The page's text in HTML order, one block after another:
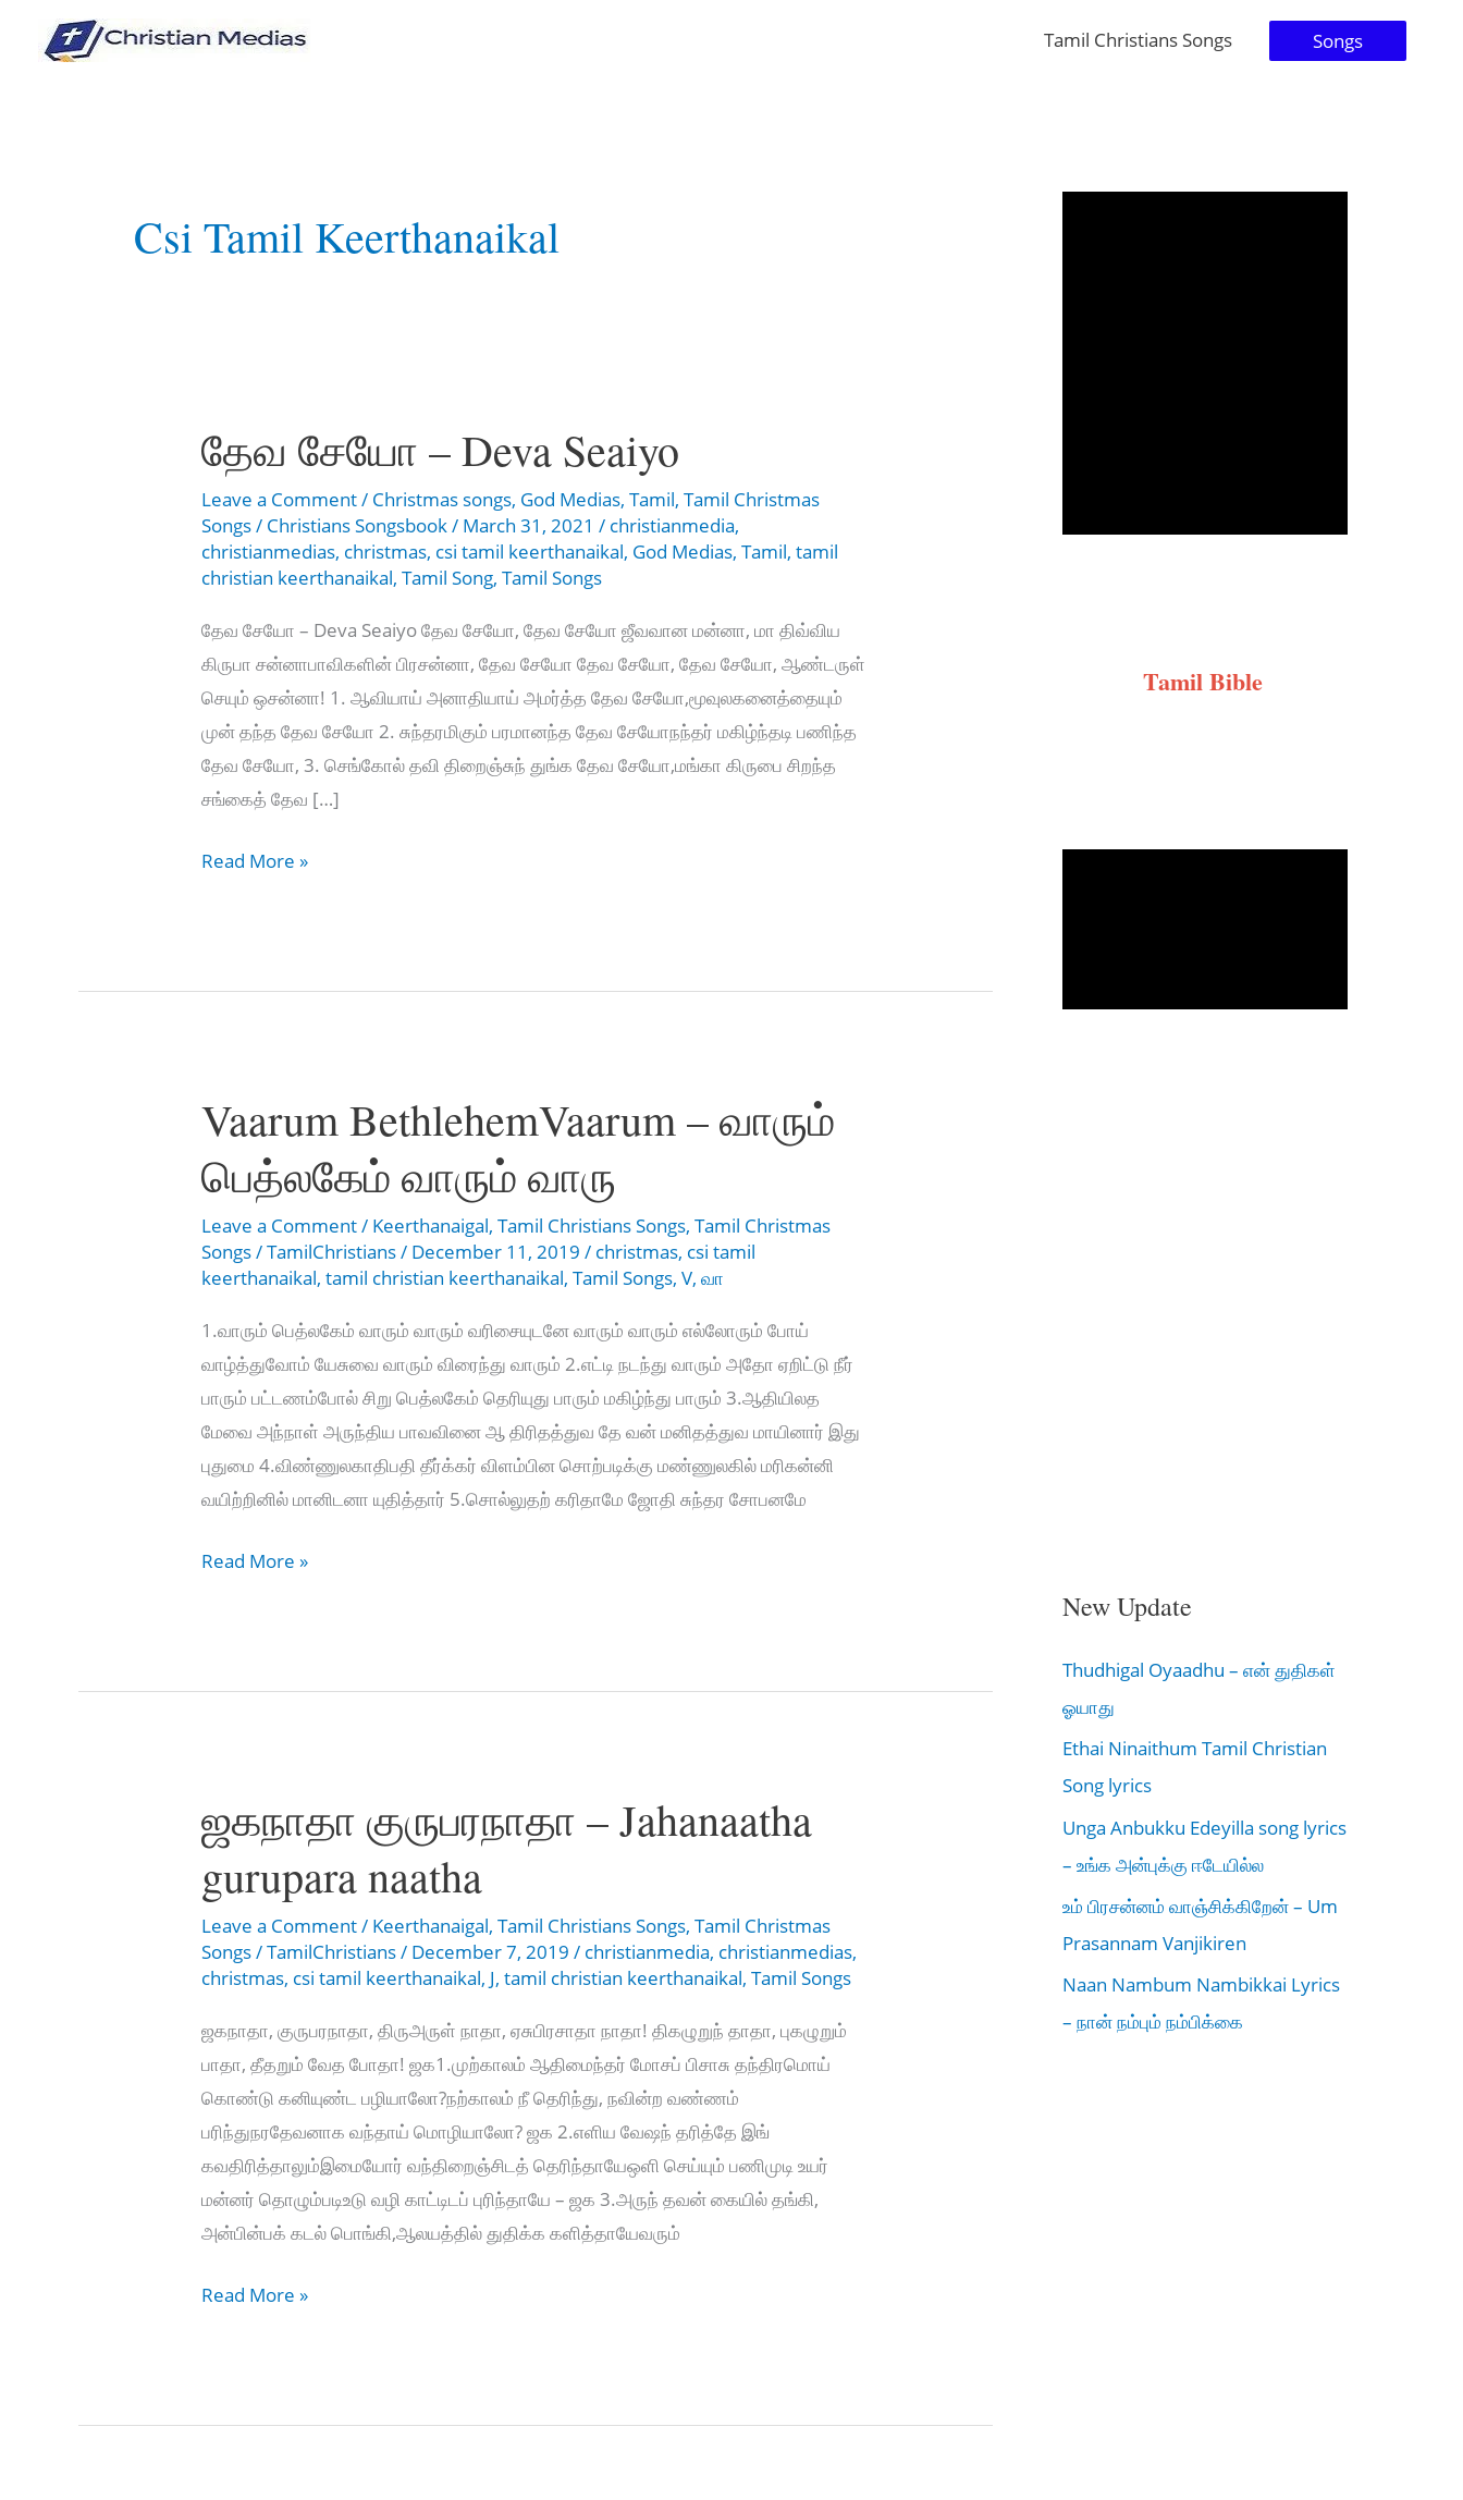
Tamil Christians Songs Songs
Csi Tamil Keerthanaikal
தேவ சேயோ – Deva Seaiyo
Leave a Comment/ Christmas songs, God Medias,Tamil,Tamil Christmas
Songs/ Christians Songsbook/ March 31, 2021/ christianmedia,
christianmedias, christmas, csi tamil keerthanaikal, God Medias,Tamil,tamil
christian keerthanaikal,Tamil Song,Tamil Songs
தேவ சேயோ – Deva Seaiyo தேவ சேயோ, தேவ சேயோ ஜீவவான மன்னா, மா திவ்விய
கிருபா சன்னாபாவிகளின் பிரசன்னா, தேவ சேயோ தேவ சேயோ, தேவ சேயோ, ஆண்டருள்
செயும் ஒசன்னா! 1. ஆவியாய் அனாதியாய் அமர்த்த தேவ சேயோ,மூவுலகனைத்தையும்
முன் தந்த தேவ சேயோ 2. சுந்தரமிகும் பரமானந்த தேவ சேயோநந்தர் மகிழ்ந்தடி பணிந்த
தேவ சேயோ, 3. செங்கோல் தவி திறைஞ்சுந் துங்க தேவ சேயோ,மங்கா கிருபை சிறந்த
சங்கைத் தேவ […]
தேவ
Seaiyo
Read More »
Vaarum BethlehemVaarum – வாரும்
பெத்லகேம் வாரும் வாரு
Leave a Comment/ Keerthanaigal,Tamil Christians Songs,Tamil Christmas
Songs/TamilChristians/ December 11, 2019/ christmas, csi tamil
keerthanaikal,tamil christian keerthanaikal,Tamil Songs,V,வா
1.வாரும் பெத்லகேம் வாரும் வாரும் வரிசையுடனே வாரும் வாரும் எல்லோரும் போய்
வாழ்த்துவோம் யேசுவை வாரும் விரைந்து வாரும் 2.எட்டி நடந்து வாரும் அதோ ஏறிட்டு நீர்
பாரும் பட்டணம்போல் சிறு பெத்லகேம் தெரியுது பாரும் மகிழ்ந்து பாரும் 3.ஆதியிலத
மேவை அந்நாள் அருந்திய பாவவினை ஆ திரிதத்துவ தே வன் மனிதத்துவ மாயினார் இது
புதுமை 4.விண்ணுலகாதிபதி தீர்க்கர் விளம்பின சொற்படிக்கு மண்ணுலகில் மரிகன்னி
வயிற்றினில் மானிடனா யுதித்தார் 5.சொல்லுதற் கரிதாமே ஜோதி சுந்தர சோபனமே
Vaarum
பெத்லகேம்
Read More »
ஜகநாதா குருபரநாதா – Jahanaatha
gurupara naatha
Leave a Comment/ Keerthanaigal,Tamil Christians Songs,Tamil Christmas
Songs/TamilChristians/ December 7, 2019/ christianmedia, christianmedias,
christmas, csi tamil keerthanaikal, J,tamil christian keerthanaikal,Tamil Songs
ஜகநாதா, குருபரநாதா, திருஅருள் நாதா, ஏசுபிரசாதா நாதா! திகழுறுந் தாதா, புகழுறும்
பாதா, தீதறும் வேத போதா! ஜக‌1.முற்காலம் ஆதிமைந்தர் மோசப் பிசாசு தந்திர‌மொய்
கொண்டு கனியுண்ட பழியாலோ?நற்காலம் நீ தெரிந்து, நவின்ற வண்ணம்
பரிந்துநரதேவனாக வந்தாய் மொழியாலோ? ஜக‌ 2.எளிய வேஷந் தரித்தே இங்
கவதிரித்தாலும்இமையோர் வந்திறைஞ்சிடத் தெரிந்தாயேஒளி செய்யும் பணிமுடி உயர்
மன்னர் தொழும்படிஉடு வழி காட்டிடப் புரிந்தாயே – ஜக‌ 3.அருந் தவன் கையில் தங்கி,
அன்பின்பக் கடல் பொங்கி,ஆலயத்தில் துதிக்க களித்தாயேவரும்
ஜகநாதா
gurupara
Read More »
Tamil Bible
New Update
Thudhigal Oyaadhu – என் துதிகள்
ஓயாது
Ethai Ninaithum Tamil Christian
Song lyrics
Unga Anbukku Edeyilla song lyrics
– உங்க அன்புக்கு ஈடேயில்ல
உம் பிரசன்னம் வாஞ்சிக்கிறேன் – Um
Prasannam Vanjikiren
Naan Nambum Nambikkai Lyrics
– நான் நம்பும் நம்பிக்கை